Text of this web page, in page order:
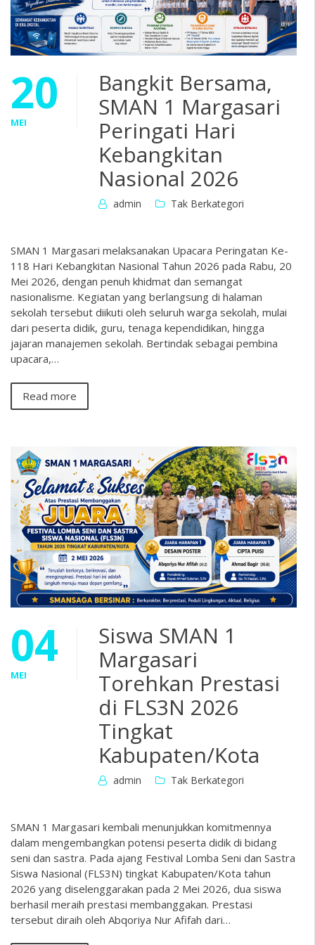
20
MEI
Bangkit Bersama,
SMAN 1 Margasari
Peringati Hari
Kebangkitan
Nasional 2026
admin Tak Berkategori
SMAN 1 Margasari melaksanakan Upacara Peringatan Ke-
118 Hari Kebangkitan Nasional Tahun 2026 pada Rabu, 20
Mei 2026, dengan penuh khidmat dan semangat
nasionalisme. Kegiatan yang berlangsung di halaman
sekolah tersebut diikuti oleh seluruh warga sekolah, mulai
dari peserta didik, guru, tenaga kependidikan, hingga
jajaran manajemen sekolah. Bertindak sebagai pembina
upacara,…
Read more
04
MEI
Siswa SMAN 1
Margasari
Torehkan Prestasi
di FLS3N 2026
Tingkat
Kabupaten/Kota
admin Tak Berkategori
SMAN 1 Margasari kembali menunjukkan komitmennya
dalam mengembangkan potensi peserta didik di bidang
seni dan sastra. Pada ajang Festival Lomba Seni dan Sastra
Siswa Nasional (FLS3N) tingkat Kabupaten/Kota tahun
2026 yang diselenggarakan pada 2 Mei 2026, dua siswa
berhasil meraih prestasi membanggakan. Prestasi
tersebut diraih oleh Abqoriya Nur Afifah dari…